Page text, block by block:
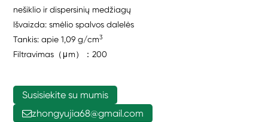
nešiklio ir dispersinių medžiagų
Išvaizda: smėlio spalvos dalelės
Tankis: apie 1,09 g/cm3
Filtravimas（μm）：200
Susisiekite su mumis
zhongyujia68@gmail.com